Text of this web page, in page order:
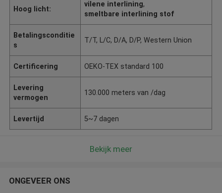
Hoog licht:
vilene interlining,
smeltbare interlining stof
Betalingsconditie
s
T/T, L/C, D/A, D/P, Western Union
Certificering OEKO-TEX standard 100
Levering
vermogen
130.000 meters van /dag
Levertijd 5~7 dagen
Bekijk meer
ONGEVEER ONS